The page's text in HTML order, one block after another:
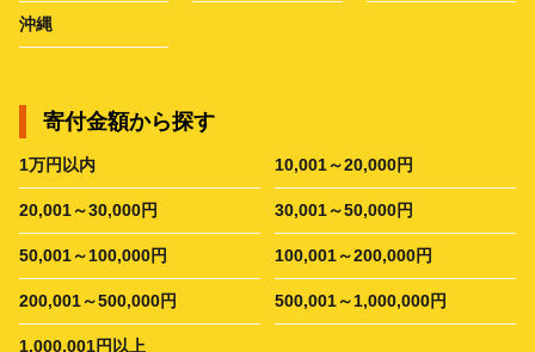
沖縄
寄付金額から探す
1万円以内 10,001～20,000円
20,001～30,000円 30,001～50,000円
50,001～100,000円 100,001～200,000円
200,001～500,000円 500,001～1,000,000円
1,000,001円以上